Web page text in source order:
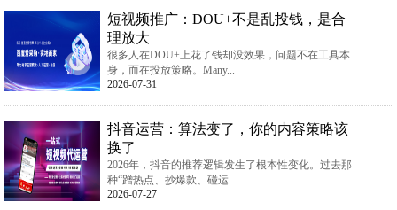
短视频推广：DOU+不是乱投钱，是合
理放大
很多人在DOU+上花了钱却没效果，问题不在工具本
身，而在投放策略。Many...
2026-07-31
抖音运营：算法变了，你的内容策略该
换了
2026年，抖音的推荐逻辑发生了根本性变化。过去那
种“蹭热点、抄爆款、碰运...
2026-07-27